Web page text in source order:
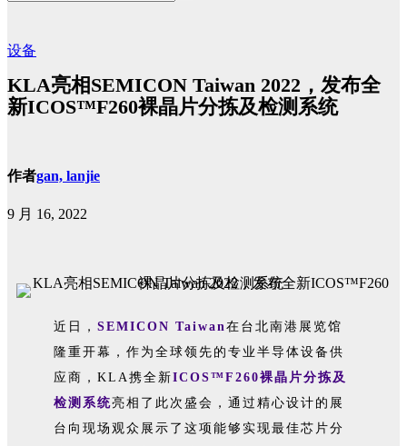
设备
KLA亮相SEMICON Taiwan 2022，发布全
新ICOS™F260裸晶片分拣及检测系统
作者gan, lanjie
9 月 16, 2022
近日，SEMICON Taiwan在台北南港展览馆
隆重开幕，作为全球领先的专业半导体设备供
应商，KLA携全新ICOS™F260裸晶片分拣及
检测系统亮相了此次盛会，通过精心设计的展
台向现场观众展示了这项能够实现最佳芯片分